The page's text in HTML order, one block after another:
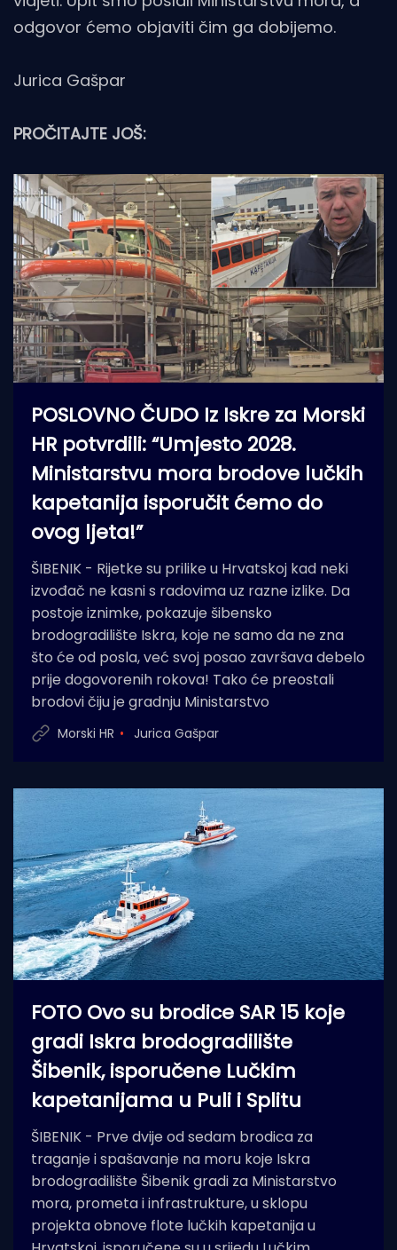
odgovor ćemo objaviti čim ga dobijemo.
Jurica Gašpar
PROČITAJTE JOŠ:
POSLOVNO ČUDO Iz Iskre za Morski
HR potvrdili: “Umjesto 2028.
Ministarstvu mora brodove lučkih
kapetanija isporučit ćemo do
ovog ljeta!”
ŠIBENIK - Rijetke su prilike u Hrvatskoj kad neki
izvođač ne kasni s radovima uz razne izlike. Da
postoje iznimke, pokazuje šibensko
brodogradilište Iskra, koje ne samo da ne zna
što će od posla, već svoj posao završava debelo
prije dogovorenih rokova! Tako će preostali
brodovi čiju je gradnju Ministarstvo
Morski HR Jurica Gašpar
FOTO Ovo su brodice SAR 15 koje
gradi Iskra brodogradilište
Šibenik, isporučene Lučkim
kapetanijama u Puli i Splitu
ŠIBENIK - Prve dvije od sedam brodica za
traganje i spašavanje na moru koje Iskra
brodogradilište Šibenik gradi za Ministarstvo
mora, prometa i infrastrukture, u sklopu
projekta obnove flote lučkih kapetanija u